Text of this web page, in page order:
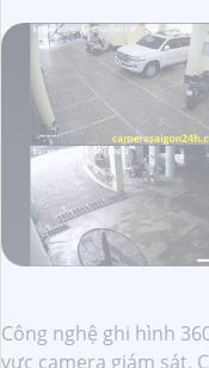
Công nghệ ghi hình
vực camera giám sát.